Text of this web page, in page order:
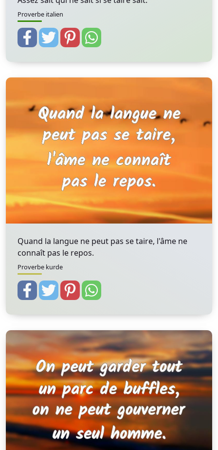
Proverbe italien
Quand la langue ne peut pas se taire, l'âme ne
connaît pas le repos.
Proverbe kurde